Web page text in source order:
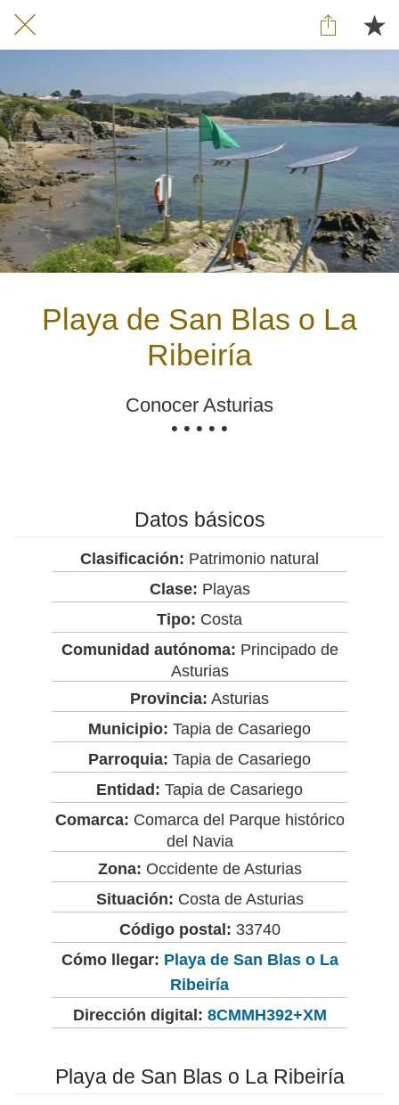
Playa de San Blas o La
Ribeiría
Conocer Asturias
• • • • •
Datos básicos
Clasificación: Patrimonio natural
Clase: Playas
Tipo: Costa
Comunidad autónoma: Principado de
Asturias
Provincia: Asturias
Municipio: Tapia de Casariego
Parroquia: Tapia de Casariego
Entidad: Tapia de Casariego
Comarca: Comarca del Parque histórico
del Navia
Zona: Occidente de Asturias
Situación: Costa de Asturias
Código postal: 33740
Cómo llegar: Playa de San Blas o La
Ribeiría
Dirección digital: 8CMMH392+XM
Playa de San Blas o La Ribeiría